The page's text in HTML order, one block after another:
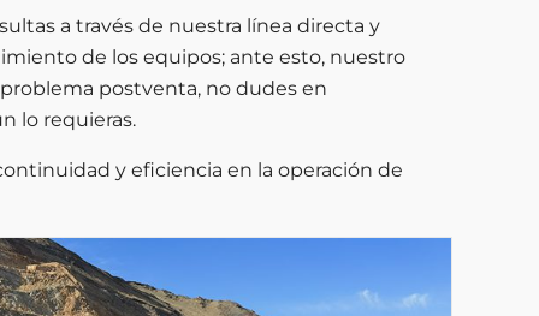
a través de nuestra línea directa y
de los equipos; ante esto, nuestro
postventa, no dudes en
lo requieras.
y eficiencia en la operación de